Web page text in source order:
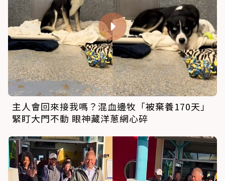
主人會回來接我嗎？混血邊牧「被棄養170天」
緊盯大門不動 眼神藏洋蔥網心碎